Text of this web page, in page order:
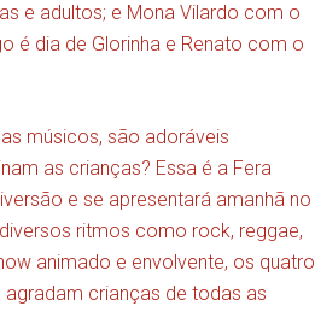
e adultos; e Mona Vilardo com o
é dia de Glorinha e Renato com o
músicos, são adoráveis
as crianças? Essa é a Fera
e se apresentará amanhã no
ritmos como rock, reggae,
animado e envolvente, os quatro
crianças de todas as